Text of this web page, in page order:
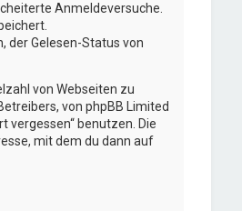
Anmeldeversuche.
der Gelesen-Status von
von Webseiten zu
von phpBB Limited
vergessen“ benutzen. Die
mit dem du dann auf